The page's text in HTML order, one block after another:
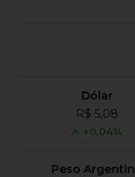
Dólar
R$ 5,08
+0,04%
Peso